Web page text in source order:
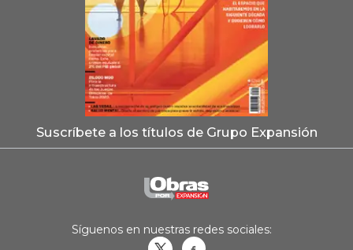
Suscríbete a los títulos de Grupo Expansión
Síguenos en nuestras redes sociales: